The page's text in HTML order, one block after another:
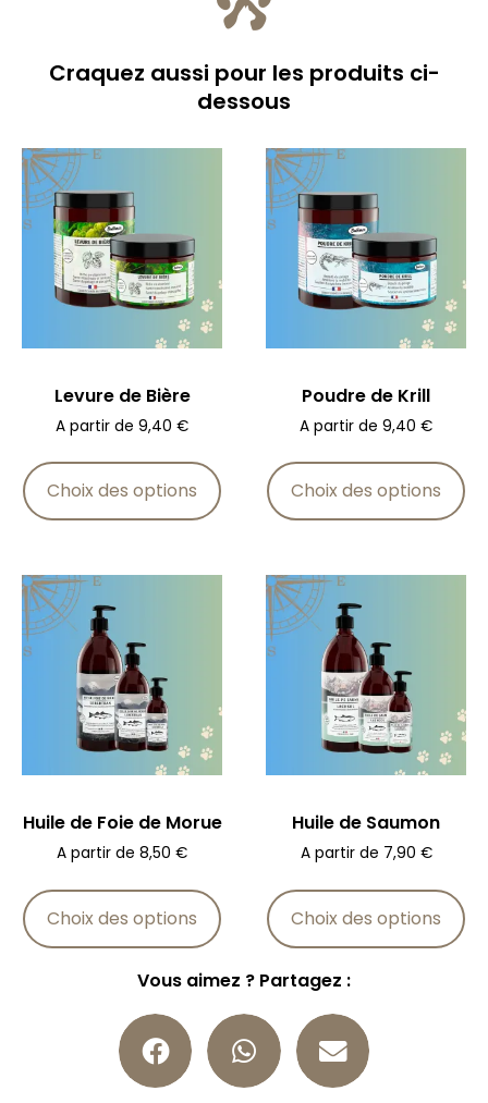
Craquez aussi pour les produits ci-
dessous
Levure de Bière
A partir de 9,40 €
Choix des options
Poudre de Krill
A partir de 9,40 €
Choix des options
Huile de Foie de Morue
A partir de 8,50 €
Choix des options
Huile de Saumon
A partir de 7,90 €
Choix des options
Vous aimez ? Partagez :